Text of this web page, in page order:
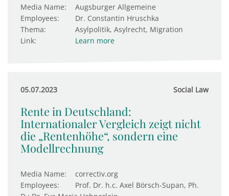
Media Name:
Augsburger Allgemeine
Employees:
Dr. Constantin Hruschka
Thema:
Asylpolitik, Asylrecht, Migration
Link:
Learn more
05.07.2023 Social Law
Rente in Deutschland:
Internationaler Vergleich zeigt nicht
die „Rentenhöhe“, sondern eine
Modellrechnung
Media Name:
correctiv.org
Employees:
Prof. Dr. h.c. Axel Börsch-Supan, Ph.